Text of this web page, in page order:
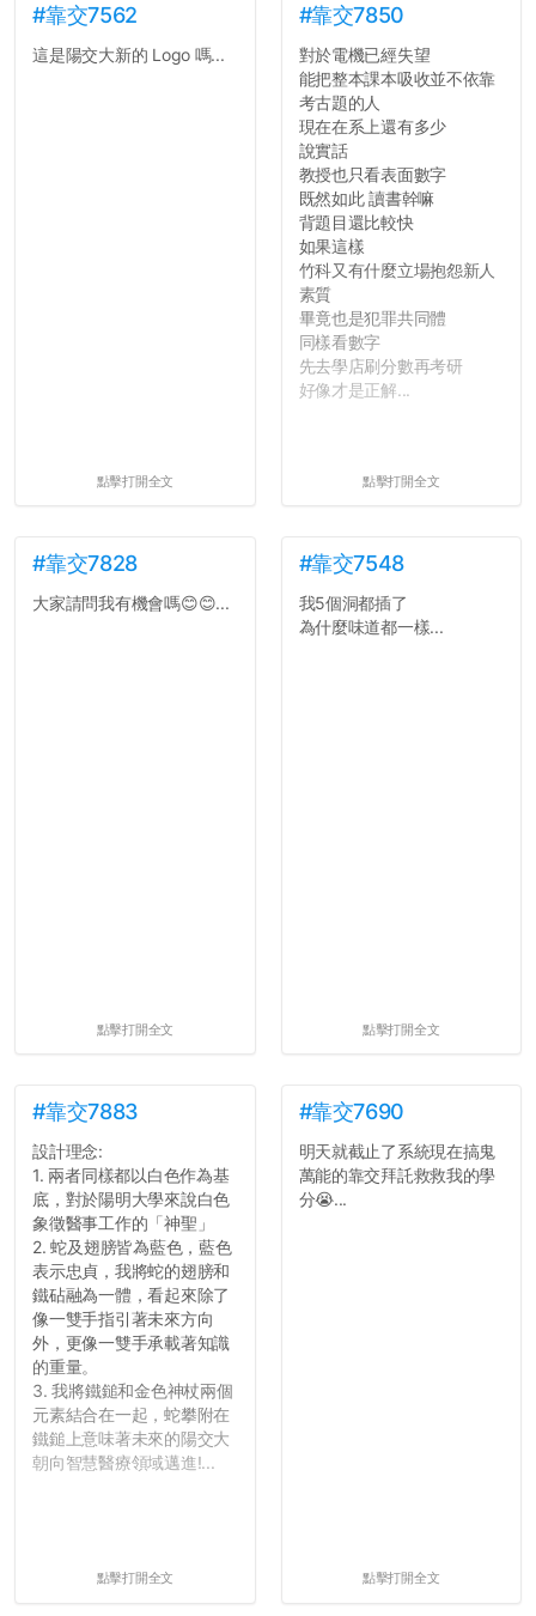
#靠交7562
這是陽交大新的 Logo 嗎...
點擊打開全文
#靠交7850
對於電機已經失望
能把整本課本吸收並不依靠
考古題的人
現在在系上還有多少
說實話
教授也只看表面數字
既然如此 讀書幹嘛
背題目還比較快
如果這樣
竹科又有什麼立場抱怨新人
素質
畢竟也是犯罪共同體
同樣看數字
先去學店刷分數再考研
好像才是正解...
點擊打開全文
#靠交7828
大家請問我有機會嗎😊😊...
點擊打開全文
#靠交7548
我5個洞都插了
為什麼味道都一樣...
點擊打開全文
#靠交7883
設計理念:
1. 兩者同樣都以白色作為基
底，對於陽明大學來說白色
象徵醫事工作的「神聖」
2. 蛇及翅膀皆為藍色，藍色
表示忠貞，我將蛇的翅膀和
鐵砧融為一體，看起來除了
像一雙手指引著未來方向
外，更像一雙手承載著知識
的重量。
3. 我將鐵鎚和金色神杖兩個
元素結合在一起，蛇攀附在
鐵鎚上意味著未來的陽交大
朝向智慧醫療領域邁進!...
點擊打開全文
#靠交7690
明天就截止了系統現在搞鬼
萬能的靠交拜託救救我的學
分😭...
點擊打開全文